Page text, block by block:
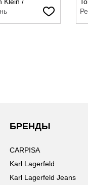
БРЕНДЫ
CARPISA
Karl Lagerfeld
Karl Lagerfeld Jeans